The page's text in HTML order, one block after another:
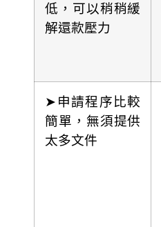
低，可以稍稍緩
解還款壓力
➤申請程序比較
簡單，無須提供
太多文件